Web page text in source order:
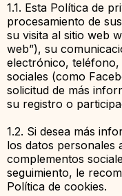
1.1. Esta Política de
procesamiento de
su visita al sitio web
web”), su
electrónico,
sociales (como
solicitud de más
su registro o
1.2. Si desea más
los datos personales
complementos
seguimiento, le
Política de cookies.